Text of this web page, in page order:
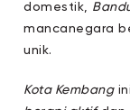
domestik,
mancanegara
unik.
Kota Kembang